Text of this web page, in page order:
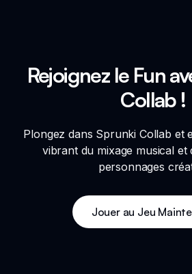
Rejoignez le Fun
Collab !
Plongez dans Sprunki Collab et
vibrant du mixage musical et
personnages
Jouer au Jeu